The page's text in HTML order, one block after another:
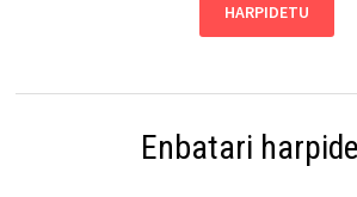
Enbatari